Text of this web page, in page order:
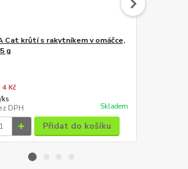
Cat krůtí s rakytníkem v omáčce,
g
Kč
/ks
DPH Skladem
Přidat do košíku